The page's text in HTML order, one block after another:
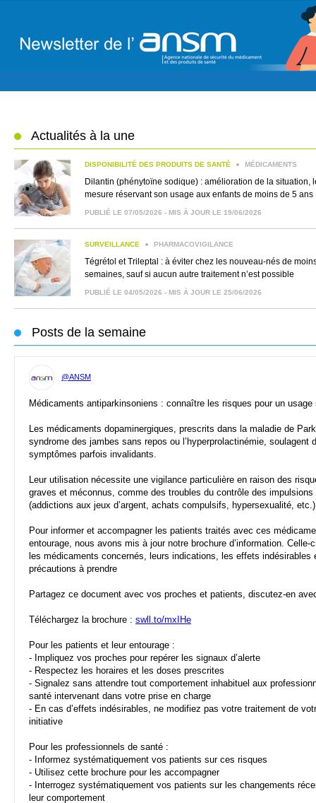
Actualités à la une
DISPONIBILITÉ DES PRODUITS DE SANTÉ MÉDICAMENTS
Dilantin (phénytoïne sodique) : amélioration de la situation,
mesure réservant son usage aux enfants de moins de 5 ans
PUBLIÉ LE 07/05/2026 - MIS À JOUR LE 19/06/2026
SURVEILLANCE PHARMACOVIGILANCE
Tégrétol et Trileptal : à éviter chez les nouveau-nés de
semaines, sauf si aucun autre traitement n’est possible
PUBLIÉ LE 04/05/2026 - MIS À JOUR LE 25/06/2026
Posts de la semaine
@ANSM
Médicaments antiparkinsoniens : connaître les risques pour un usage
Les médicaments dopaminergiques, prescrits dans la maladie de
syndrome des jambes sans repos ou l’hyperprolactinémie, soulagent
symptômes parfois invalidants.
Leur utilisation nécessite une vigilance particulière en raison des
graves et méconnus, comme des troubles du contrôle des impulsions
(addictions aux jeux d’argent, achats compulsifs, hypersexualité,
Pour informer et accompagner les patients traités avec ces
entourage, nous avons mis à jour notre brochure d’information. Celle-
les médicaments concernés, leurs indications, les effets indésirables
précautions à prendre
Partagez ce document avec vos proches et patients, discutez-en
Téléchargez la brochure : swll.to/mxIHe
Pour les patients et leur entourage :
- Impliquez vos proches pour repérer les signaux d’alerte
- Respectez les horaires et les doses prescrites
- Signalez sans attendre tout comportement inhabituel aux
santé intervenant dans votre prise en charge
- En cas d’effets indésirables, ne modifiez pas votre traitement de
initiative
Pour les professionnels de santé :
- Informez systématiquement vos patients sur ces risques
- Utilisez cette brochure pour les accompagner
- Interrogez systématiquement vos patients sur les changements
leur comportement